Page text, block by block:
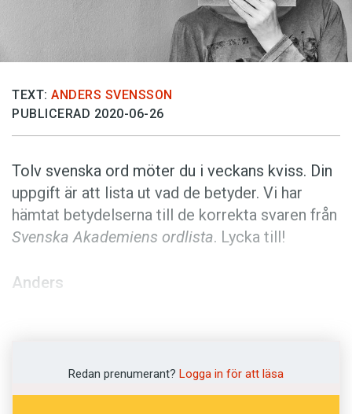
Podden
Anmäl till språkpolisen
Föreslå nyord
Annonsera
Press
TEXT: ANDERS SVENSSON
PUBLICERAD 2020-06-26
Tolv svenska ord möter du i veckans kviss. Din
uppgift är att lista ut vad de betyder. Vi har
hämtat betydelserna till de korrekta svaren från
Svenska Akademiens ordlista. Lycka till!
Anders
Prenumerera! Pröva 2 nummer av
Språktidningen för 99 kronor.
Redan prenumerant? Logga in för att läsa